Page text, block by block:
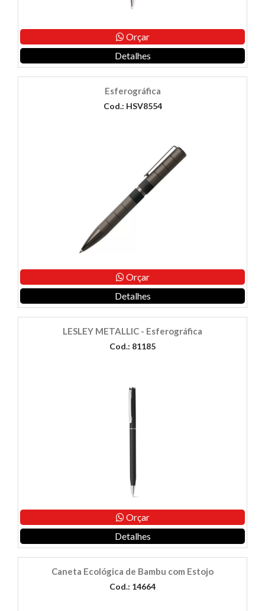
Orçar
Detalhes
Esferográfica
Cod.: HSV8554
Orçar
Detalhes
LESLEY METALLIC - Esferográfica
Cod.: 81185
Orçar
Detalhes
Caneta Ecológica de Bambu com Estojo
Cod.: 14664